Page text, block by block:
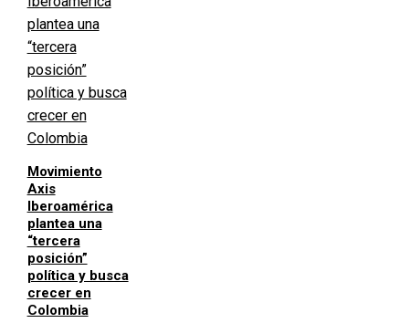
Movimiento
Axis
Iberoamérica
plantea una
“tercera
posición”
política y busca
crecer en
Colombia